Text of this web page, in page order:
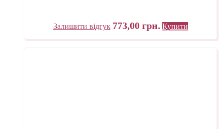
Залишити відгук 773,00 грн. Купити